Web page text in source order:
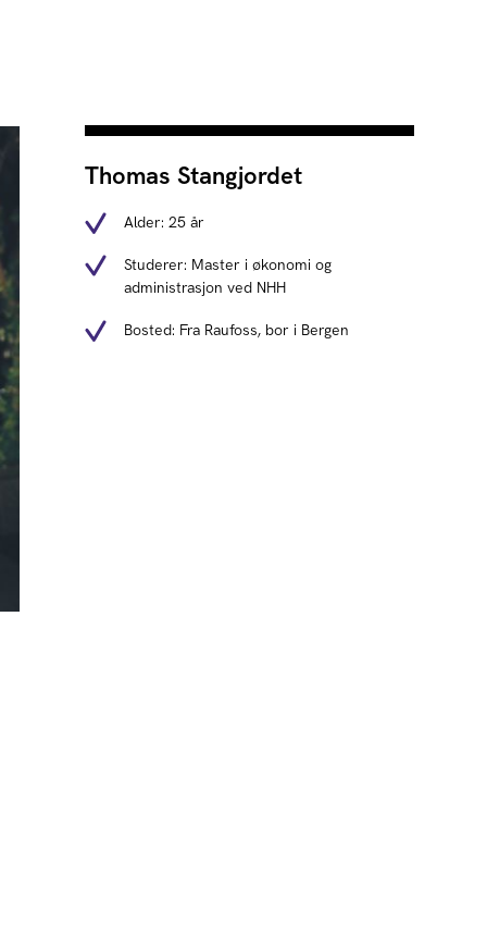
Thomas Stangjordet
Alder: 25 år
Studerer: Master i økonomi og
administrasjon ved NHH
Bosted: Fra Raufoss, bor i Bergen